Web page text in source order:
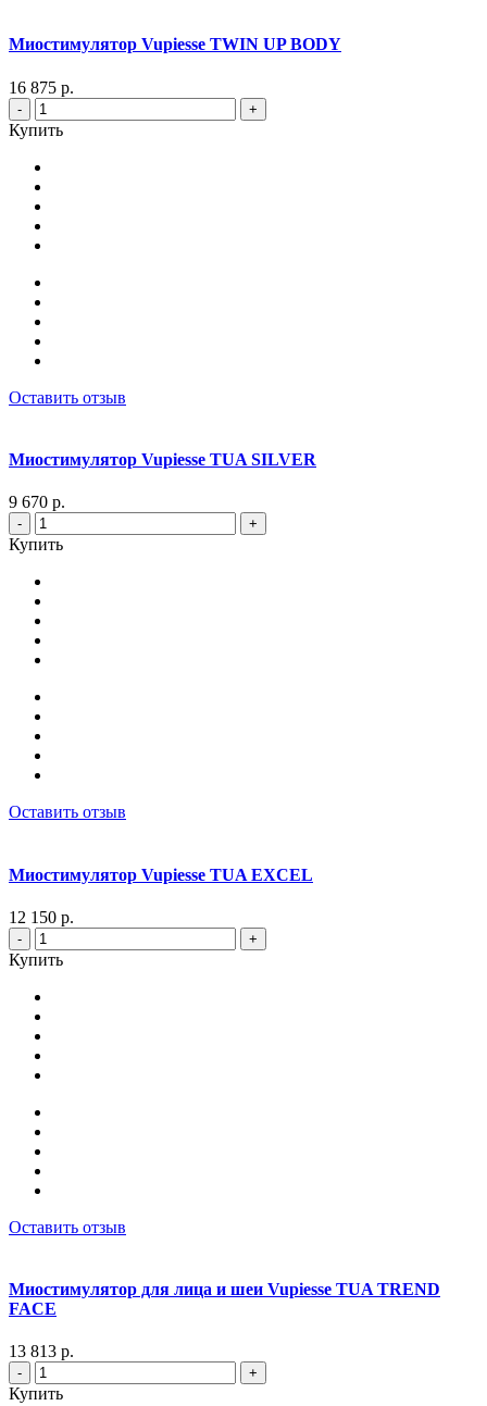
Миостимулятор Vupiesse TWIN UP BODY
16 875 р.
- +
Купить
Оставить отзыв
Миостимулятор Vupiesse TUA SILVER
9 670 р.
- +
Купить
Оставить отзыв
Миостимулятор Vupiesse TUA EXCEL
12 150 р.
- +
Купить
Оставить отзыв
Миостимулятор для лица и шеи Vupiesse TUA TREND
FACE
13 813 р.
- +
Купить